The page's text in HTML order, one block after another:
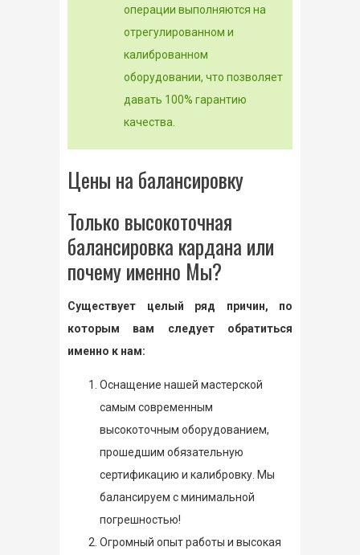
операции выполняются на
отрегулированном и
калиброванном
оборудовании, что позволяет
давать 100% гарантию
качества.
Цены на балансировку
Только высокоточная
балансировка кардана или
почему именно Мы?
Существует целый ряд причин, по
которым вам следует обратиться
именно к нам:
Оснащение нашей мастерской
самым современным
высокоточным оборудованием,
прошедшим обязательную
сертификацию и калибровку. Мы
балансируем с минимальной
погрешностью!
Огромный опыт работы и высокая